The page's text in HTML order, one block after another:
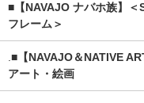
■【NAVAJO ナバホ族】
フレーム＞
■【NAVAJO＆NATIVE
アート・絵画